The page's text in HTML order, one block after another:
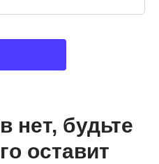
нет, будьте
оставит